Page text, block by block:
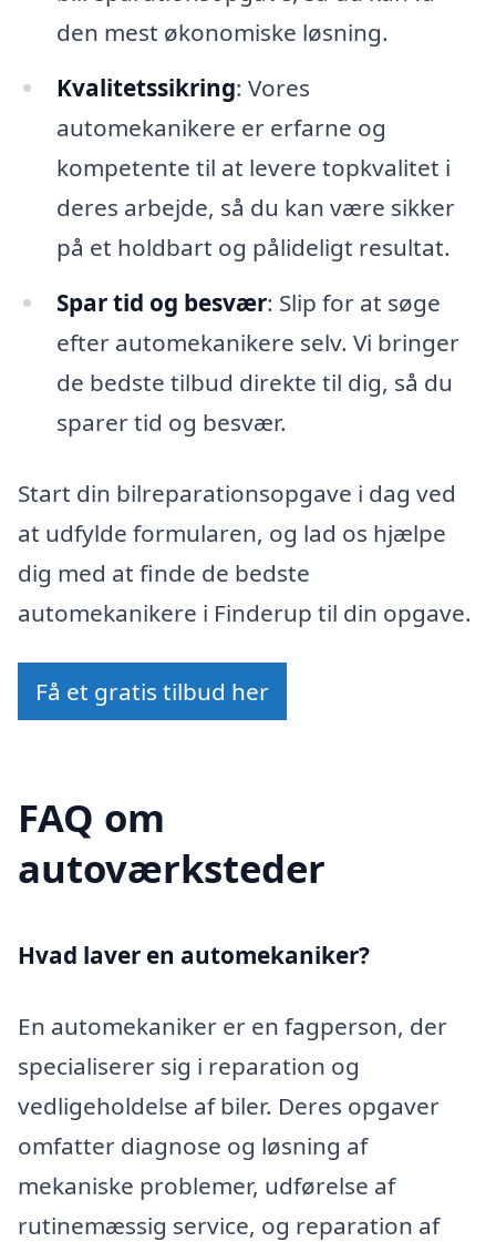
den mest økonomiske løsning.
Kvalitetssikring: Vores
automekanikere er erfarne og
kompetente til at levere topkvalitet i
deres arbejde, så du kan være sikker
på et holdbart og pålideligt resultat.
Spar tid og besvær: Slip for at søge
efter automekanikere selv. Vi bringer
de bedste tilbud direkte til dig, så du
sparer tid og besvær.
Start din bilreparationsopgave i dag ved
at udfylde formularen, og lad os hjælpe
dig med at finde de bedste
automekanikere i Finderup til din opgave.
Få et gratis tilbud her
FAQ om
autoværksteder
Hvad laver en automekaniker?
En automekaniker er en fagperson, der
specialiserer sig i reparation og
vedligeholdelse af biler. Deres opgaver
omfatter diagnose og løsning af
mekaniske problemer, udførelse af
rutinemæssig service, og reparation af